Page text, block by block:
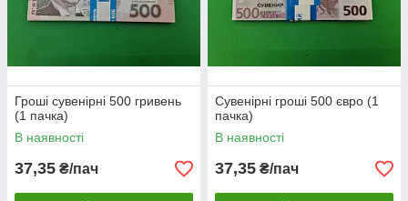
Гроші сувенірні 500 гривень
(1 пачка)
В наявності
37,35 ₴/пач
Сувенірні гроші 500 євро (1
пачка)
В наявності
37,35 ₴/пач